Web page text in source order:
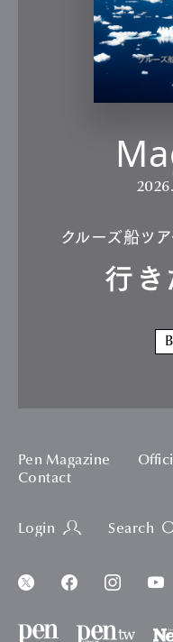
クルーズ船ツ
行
Pen Magazine
Contact
Login Search